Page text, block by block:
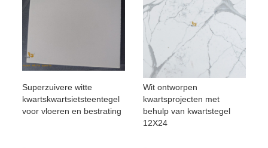
Superzuivere witte
kwartskwartsietsteentegel
voor vloeren en bestrating
Wit ontworpen
kwartsprojecten met
behulp van kwartstegel
12X24